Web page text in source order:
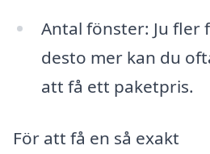
Antal fönster: Ju fler
desto mer kan du
att få ett paketpris.
För att få en så exakt